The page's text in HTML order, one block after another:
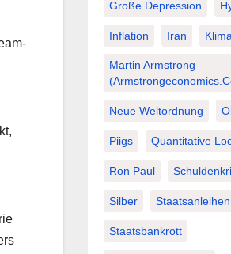
Große Depression
Inflation Iran
Martin Armstrong
Neue Weltordnung
Piigs Quantitative
Ron Paul
Silber Staatsanleihen
Staatsbankrott